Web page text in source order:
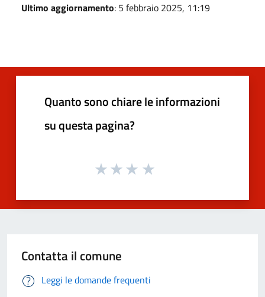
Ultimo aggiornamento: 5 febbraio 2025, 11:19
Quanto sono chiare le informazioni
su questa pagina?
Contatta il comune
Leggi le domande frequenti